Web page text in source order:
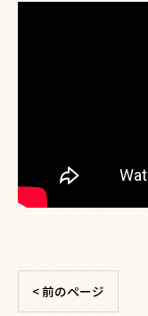
< 前のページ